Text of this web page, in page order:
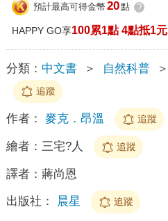
預計最高可得金幣 20點 ?
HAPPY GO享100累1點 4點抵1元
分類： 中文書 ＞ 自然科普 ＞
追蹤
作者： 麥克．昂溫 追蹤
繪者： 三宅?人 追蹤
譯者： 蔣尚恩
出版社： 晨星 追蹤